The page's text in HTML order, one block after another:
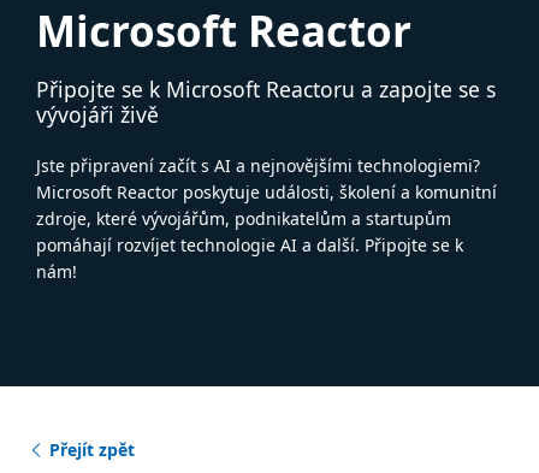
Microsoft Reactor
Připojte se k Microsoft Reactoru a zapojte se s
vývojáři živě
Jste připravení začít s AI a nejnovějšími technologiemi?
Microsoft Reactor poskytuje události, školení a komunitní
zdroje, které vývojářům, podnikatelům a startupům
pomáhají rozvíjet technologie AI a další. Připojte se k
nám!
Přejít zpět